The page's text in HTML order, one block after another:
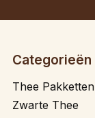
Categorieën
Thee Pakketten
Zwarte Thee